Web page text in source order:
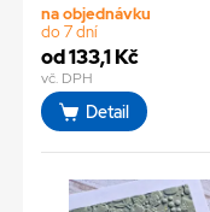
na objednávku
do 7 dní
od 133,1 Kč
vč. DPH
Detail